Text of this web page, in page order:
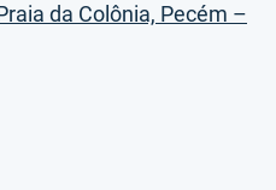
da Colônia, Pecém –